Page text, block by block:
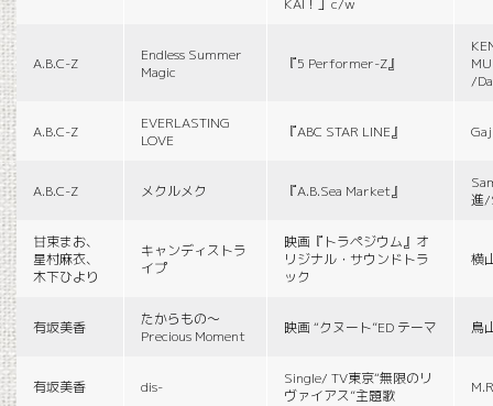
KAI！」c/w
A.B.C-Z
Endless Summer
Magic
『5 Performer-Z』
/
A.B.C-Z
EVERLASTING
LOVE
『ABC STAR LINE』
A.B.C-Z メクルメク 『A.B.Sea Market』
進/
甘束まお、
星村麻衣、
木下ひより
キャンディストラ
イプ
映画『トラペジウム』オ
リジナル・サウンドトラ
ック
横
有坂美香
たからもの〜
Precious Moment
映画 “クヌート”ED テーマ 鳥
有坂美香 dis-
Single/ TV東京“無限のリ
ヴァイアス”主題歌